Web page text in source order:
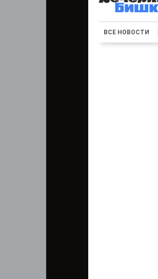
ВСЕ НОВОСТИ